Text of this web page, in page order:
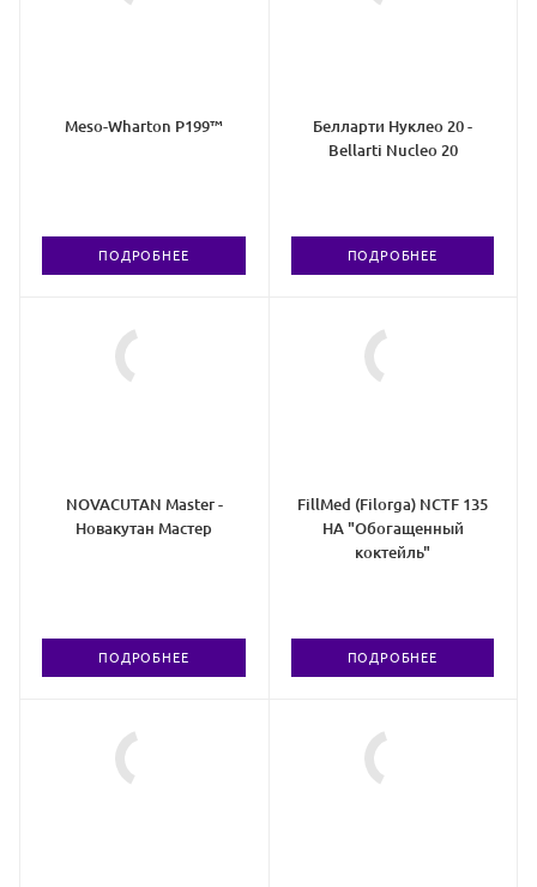
Meso-Wharton P199™
ПОДРОБНЕЕ
Белларти Нуклео 20 -
Bellarti Nucleo 20
ПОДРОБНЕЕ
NOVACUTAN Master -
Новакутан Мастер
ПОДРОБНЕЕ
FillMed (Filorga) NCTF 135
HA "Обогащенный
коктейль"
ПОДРОБНЕЕ